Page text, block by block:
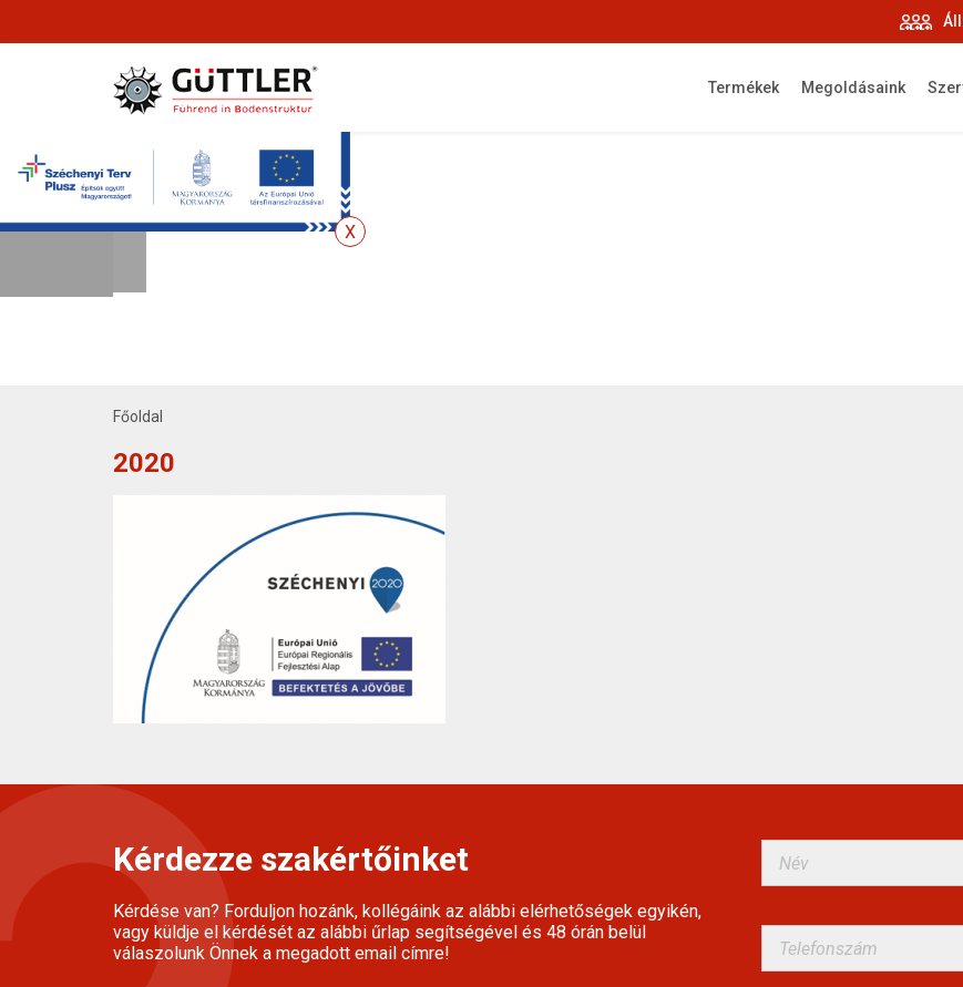
Termékek Megoldásaink
Főoldal
2020
Kérdezze szakértőinket
Kérdése van? Forduljon hozánk, kollégáink az alábbi elérhetőségek egyikén,
vagy küldje el kérdését az alábbi űrlap segítségével és 48 órán belül
válaszolunk Önnek a megadott email címre!